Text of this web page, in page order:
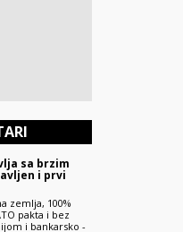
sa brzim
i prvi
zemlja, 100%
pakta i bez
i bankarsko -